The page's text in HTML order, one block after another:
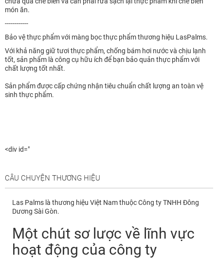
món ăn.
------------
Bảo vệ thực phẩm với màng bọc thực phẩm thương hiệu LasPalms.
Với khả năng giữ tươi thực phẩm, chống bám hơi nước và chịu lạnh
tốt, sản phẩm là công cụ hữu ích để bạn bảo quản thực phẩm với
chất lượng tốt nhất.
Sản phẩm được cấp chứng nhận tiêu chuẩn chất lượng an toàn vệ
sinh thực phẩm.
<div id="
CÂU CHUYỆN THƯƠNG HIỆU
Las Palms là thương hiệu Việt Nam thuộc Công ty TNHH Đông
Dương Sài Gòn.
Một chút sơ lược về lĩnh vực
hoạt động của công ty